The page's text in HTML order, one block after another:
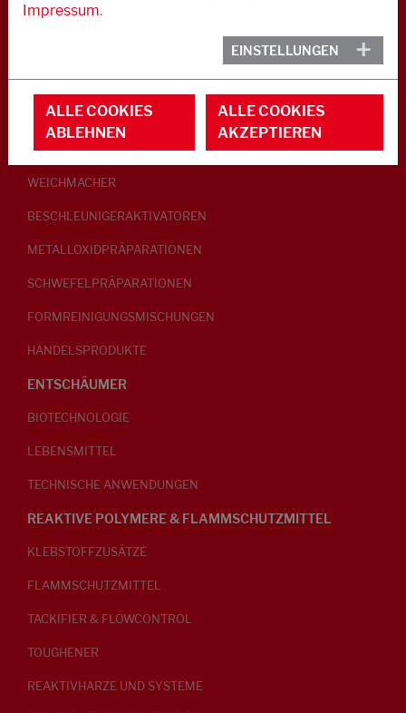
GLEITMITTEL
PEPTISATOREN
KLEBRIGMACHER / HOMOGENISATOREN
WEICHMACHER
BESCHLEUNIGERAKTIVATOREN
METALLOXIDPRÄPARATIONEN
SCHWEFELPRÄPARATIONEN
FORMREINIGUNGSMISCHUNGEN
HANDELSPRODUKTE
ENTSCHÄUMER
BIOTECHNOLOGIE
LEBENSMITTEL
TECHNISCHE ANWENDUNGEN
REAKTIVE POLYMERE & FLAMMSCHUTZMITTEL
KLEBSTOFFZUSÄTZE
FLAMMSCHUTZMITTEL
TACKIFIER & FLOWCONTROL
TOUGHENER
REAKTIVHARZE UND SYSTEME
Impressum.
EINSTELLUNGEN
ALLE COOKIES
ABLEHNEN
ALLE COOKIES
AKZEPTIEREN